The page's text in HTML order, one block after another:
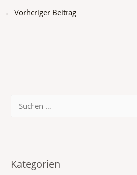
← Vorheriger Beitrag
e
Kategorien